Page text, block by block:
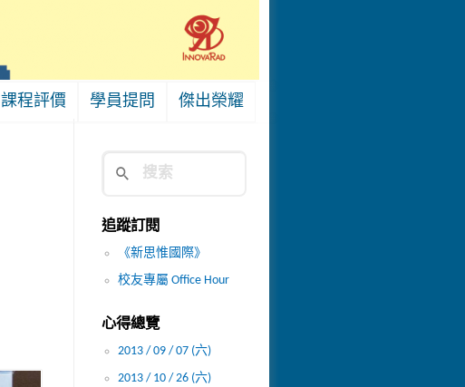
課程評價 學員提問 傑出榮耀
追蹤訂閱
《新思惟國際》
校友專屬 Office Hour
心得總覽
2013 / 09 / 07 (六)
2013 / 10 / 26 (六)